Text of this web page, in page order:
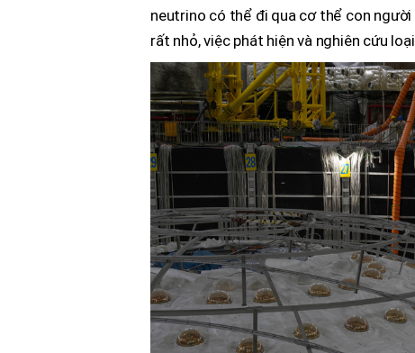
neutrino có thể đi qua cơ thể con người
rất nhỏ, việc phát hiện và nghiên cứu